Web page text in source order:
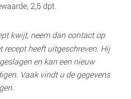
2,5 dpt.
kwijt, neem dan contact op
recept heeft uitgeschreven. Hij
en kan een nieuw
Vaak vindt u de gegevens